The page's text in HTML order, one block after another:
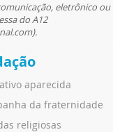
eletrônico ou
do A12
aparecida
da fraternidade
religiosas